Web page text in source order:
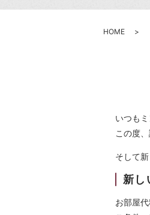
HOME
いつも
この度
そして
新し
お部屋